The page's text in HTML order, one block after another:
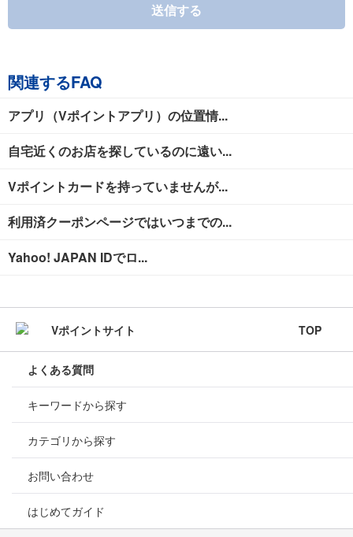
送信する
関連するFAQ
アプリ（Vポイントアプリ）の位置情...
自宅近くのお店を探しているのに遠い...
Vポイントカードを持っていませんが...
利用済クーポンページではいつまでの...
Yahoo! JAPAN IDでロ...
TOP
よくある質問
キーワードから探す
カテゴリから探す
お問い合わせ
はじめてガイド